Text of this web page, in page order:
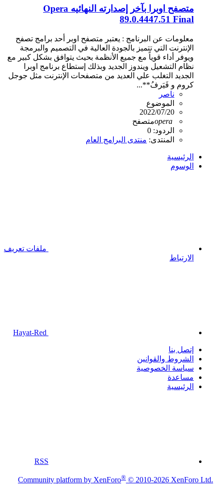
متصفح اوبرا بآخر إصدارته النهائيه Opera
89.0.4447.51 Final
معلومات عن البرنامج : يعتبر متصفح اوبر أحد برامج تصفح
الإنترنت التي تتميز بالجودة العالية في التصميم والبرمجة
ويوفر أداء قوياً مع جميع الأنظمة بحيث يتوافق بشكل كبير مع
نظام التشعيل ويندوز الجديد وبذلك إستطاع برنامج اوبرا
الجديد التغلب علي العديد من متصفحات الإنترنت مثل جوجل
كروم و فَيَرفُ**...
ناصر
الموضوع
2022/07/20
operaمتصفح
الردود: 0
المنتدى: منتدى البرامج العام
الرئيسية
الوسوم
ملفات تعريف
الارتباط
إتصل بنا
الشروط والقوانين
سياسة الخصوصية
مساعدة
الرئيسية
RSS
Community platform by XenForo® © 2010-2026 XenForo Ltd.